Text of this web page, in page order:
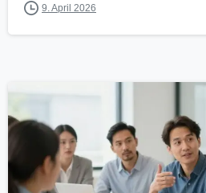
9. April 2026